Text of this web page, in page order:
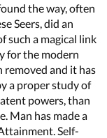
the way, often
Seers, did an
such a magical link
for the modern
removed and it has
a proper study of
powers, than
Man has made a
Self-